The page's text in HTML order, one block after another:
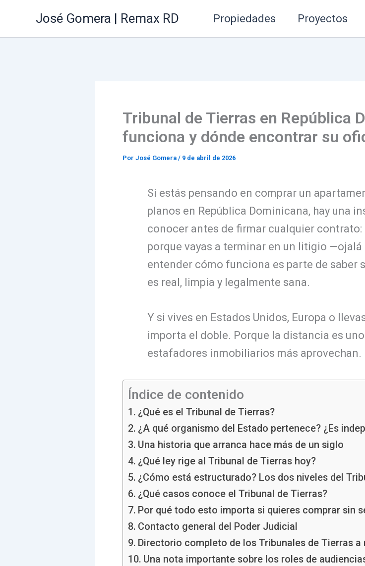
José Gomera | Remax RD Propiedades Proyectos
Tribunal de Tierras en República
funciona y dónde encontrar su
Por José Gomera / 9 de abril de 2026
Si estás pensando en comprar un
planos en República Dominicana, hay una
conocer antes de firmar cualquier contrato:
porque vayas a terminar en un litigio
entender cómo funciona es parte de saber
es real, limpia y legalmente sana.
Y si vives en Estados Unidos, Europa o
importa el doble. Porque la distancia es
estafadores inmobiliarios más aprovechan.
Índice de contenido
¿Qué es el Tribunal de Tierras?
¿A qué organismo del Estado pertenece? ¿Es
Una historia que arranca hace más de un siglo
¿Qué ley rige al Tribunal de Tierras hoy?
¿Cómo está estructurado? Los dos niveles del
¿Qué casos conoce el Tribunal de Tierras?
Por qué todo esto importa si quieres comprar sin
Contacto general del Poder Judicial
Directorio completo de los Tribunales de Tierras a
Una nota importante sobre los roles de